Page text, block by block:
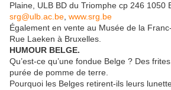
Plaine, ULB BD du Triomphe cp 246 1050
srg@ulb.ac.be www.srg.be
Également en vente au Musée de la
Rue Laeken à Bruxelles.
HUMOUR BELGE.
Qu’est-ce qu’une fondue Belge ? Des
purée de pomme de terre.
Pourquoi les Belges retirent-ils leurs